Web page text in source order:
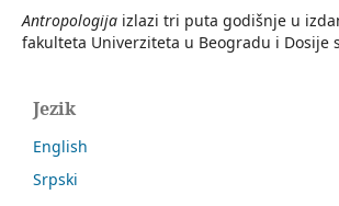
Antropologijaizlazi tri puta godišnje u
fakulteta Univerziteta u Beogradu i Dosije
Jezik
English
Srpski